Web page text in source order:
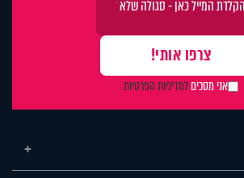
אני מסכיםלמדיניות הפרטיות